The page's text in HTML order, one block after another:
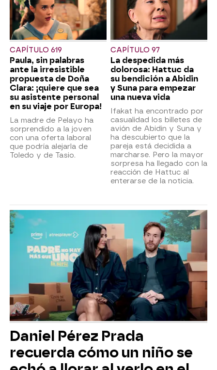
CAPÍTULO 619
Paula, sin palabras
ante la irresistible
propuesta de Doña
Clara: ¡quiere que sea
su asistente personal
en su viaje por Europa!
La madre de Pelayo ha
sorprendido a la joven
con una oferta laboral
que podría alejarla de
Toledo y de Tasio.
CAPÍTULO 97
La despedida más
dolorosa: Hattuc da
su bendición a Abidin
y Suna para empezar
una nueva vida
Ifakat ha encontrado por
casualidad los billetes de
avión de Abidin y Suna y
ha descubierto que la
pareja está decidida a
marcharse. Pero la mayor
sorpresa ha llegado con la
reacción de Hattuc al
enterarse de la noticia.
Daniel Pérez Prada
recuerda cómo un niño se